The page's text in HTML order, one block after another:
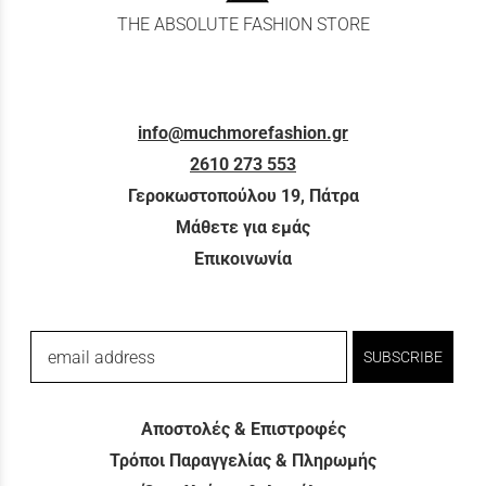
THE ABSOLUTE FASHION STORE
info@muchmorefashion.gr
2610 273 553
Γεροκωστοπούλου 19, Πάτρα
Μάθετε για εμάς
Επικοινωνία
email address SUBSCRIBE
Αποστολές & Επιστροφές
Τρόποι Παραγγελίας & Πληρωμής